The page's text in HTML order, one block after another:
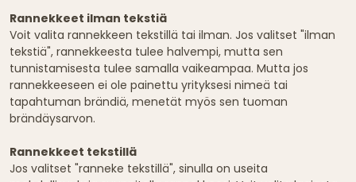
Rannekkeet ilman tekstiä
Voit valita rannekkeen tekstillä tai ilman. Jos valitset "ilman
tekstiä", rannekkeesta tulee halvempi, mutta sen
tunnistamisesta tulee samalla vaikeampaa. Mutta jos
rannekkeeseen ei ole painettu yrityksesi nimeä tai
tapahtuman brändiä, menetät myös sen tuoman
brändäysarvon.
Rannekkeet tekstillä
Jos valitset "ranneke tekstillä", sinulla on useita